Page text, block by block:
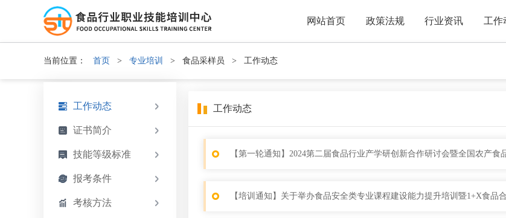
网站首页 政策法规 行业资讯 工作
当前位置： 首页 > 专业培训 > 食品采样员 > 工作动态
工作动态
证书简介
技能等级标准
报考条件
考核方法
工作动态
【第一轮通知】2024第二届食品行业产学研创新合作研讨会暨全国农产食